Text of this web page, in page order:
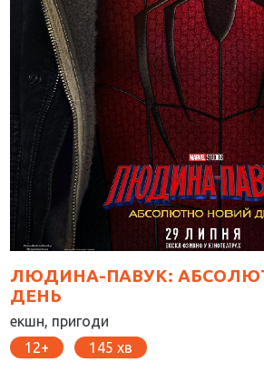
ЛЮДИНА-ПАВУК:
ДЕНЬ
екшн, пригоди
12
145